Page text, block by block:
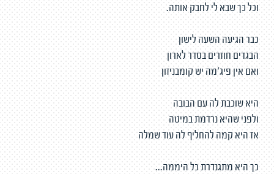
וכל כך שבא לי לחבק אותה.
כבר הגיעה השעה לישון
הבגדים חוזרים בסדר לארון
ואם אין פיג'מה יש קומבניזון
היא שוכבת לה עם הבובה
ולפני שהיא נרדמת במיטה
אז היא קמה להחליף לה עוד שמלה
כך היא מתגנדרת כל היממה...